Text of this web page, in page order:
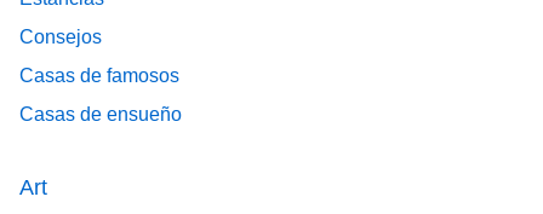
Consejos
Casas de famosos
Casas de ensueño
Art